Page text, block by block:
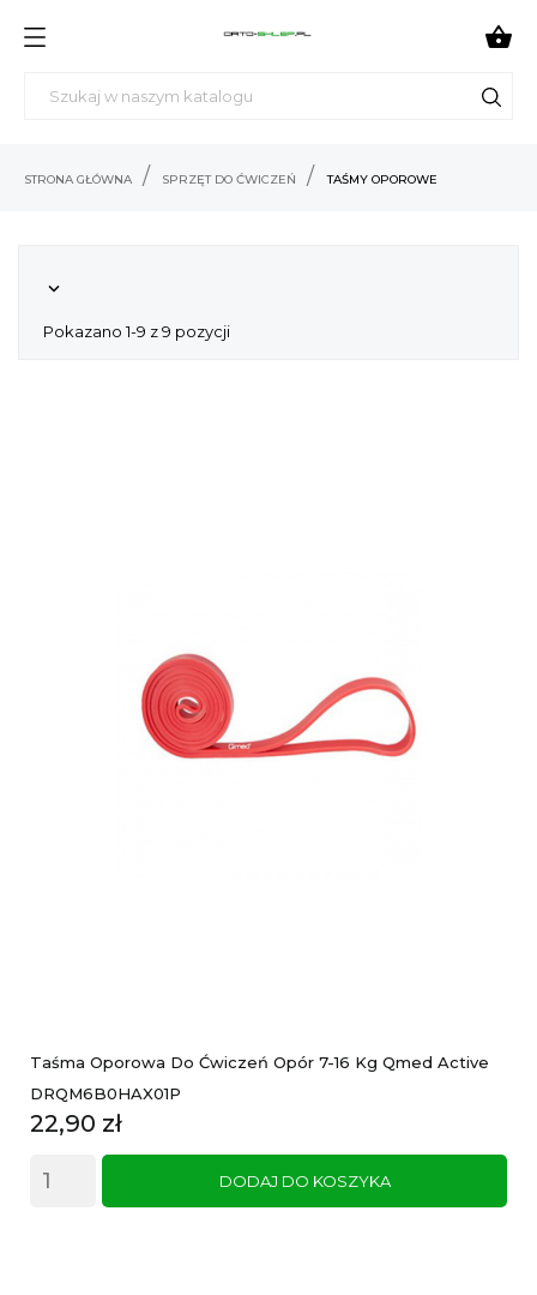

STRONA GŁÓWNA SPRZĘT DO ĆWICZEŃ TAŚMY OPOROWE

Pokazano 1-9 z 9 pozycji
Taśma Oporowa Do Ćwiczeń Opór 7-16 Kg Qmed Active
DRQM6B0HAX01P
Cena
22,90 zł
DODAJ DO KOSZYKA